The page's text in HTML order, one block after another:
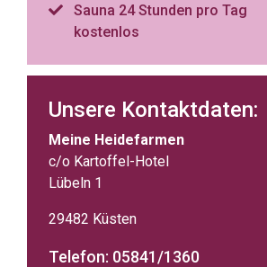
Sauna 24 Stunden pro Tag
kostenlos
Unsere Kontaktdaten:
Meine Heidefarmen
c/o Kartoffel-Hotel
Lübeln 1
29482 Küsten
Telefon: 05841/1360